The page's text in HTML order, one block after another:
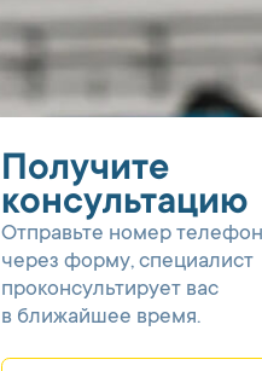
Получите
консультацию
Отправьте номер
через форму, специалист
проконсультирует вас
в ближайшее время.